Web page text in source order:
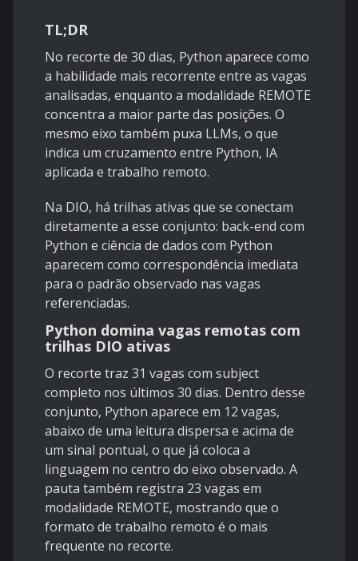
TL;DR
No recorte de 30 dias, Python aparece como
a habilidade mais recorrente entre as vagas
analisadas, enquanto a modalidade REMOTE
concentra a maior parte das posições. O
mesmo eixo também puxa LLMs, o que
indica um cruzamento entre Python, IA
aplicada e trabalho remoto.
Na DIO, há trilhas ativas que se conectam
diretamente a esse conjunto: back-end com
Python e ciência de dados com Python
aparecem como correspondência imediata
para o padrão observado nas vagas
referenciadas.
Python domina vagas remotas com
trilhas DIO ativas
O recorte traz 31 vagas com subject
completo nos últimos 30 dias. Dentro desse
conjunto, Python aparece em 12 vagas,
abaixo de uma leitura dispersa e acima de
um sinal pontual, o que já coloca a
linguagem no centro do eixo observado. A
pauta também registra 23 vagas em
modalidade REMOTE, mostrando que o
formato de trabalho remoto é o mais
frequente no recorte.